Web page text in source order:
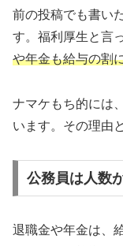
前の投稿でも書い
す。福利厚生と言
や年金も給与の割
ナマケもち的には
います。その理由
公務員は人数
退職金や年金は、